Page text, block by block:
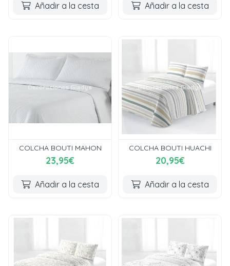
Añadir a la cesta Añadir a la cesta
COLCHA BOUTI MAHON
23,95€
Añadir a la cesta
COLCHA BOUTI HUACHI
20,95€
Añadir a la cesta